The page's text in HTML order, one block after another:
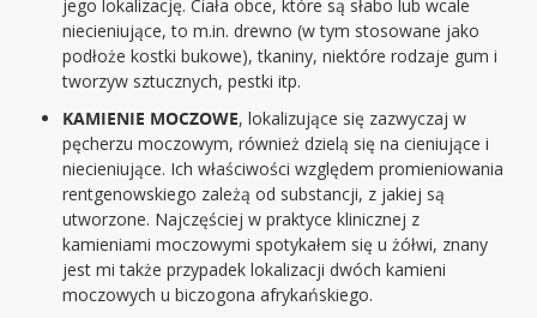
jego lokalizację. Ciała obce, które są słabo lub wcale
niecieniujące, to m.in. drewno (w tym stosowane jako
podłoże kostki bukowe), tkaniny, niektóre rodzaje gum i
tworzyw sztucznych, pestki itp.
KAMIENIE MOCZOWE, lokalizujące się zazwyczaj w
pęcherzu moczowym, również dzielą się na cieniujące i
niecieniujące. Ich właściwości względem promieniowania
rentgenowskiego zależą od substancji, z jakiej są
utworzone. Najczęściej w praktyce klinicznej z
kamieniami moczowymi spotykałem się u żółwi, znany
jest mi także przypadek lokalizacji dwóch kamieni
moczowych u biczogona afrykańskiego.